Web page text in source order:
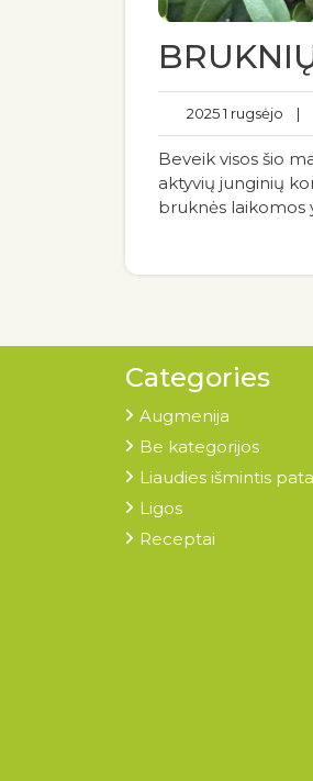
2025 1 rugsėjo |
Beveik visos šio
aktyvių junginių
bruknės laikomos
Categories
Augmenija
Be kategorijos
Liaudies išmintis
Ligos
Receptai